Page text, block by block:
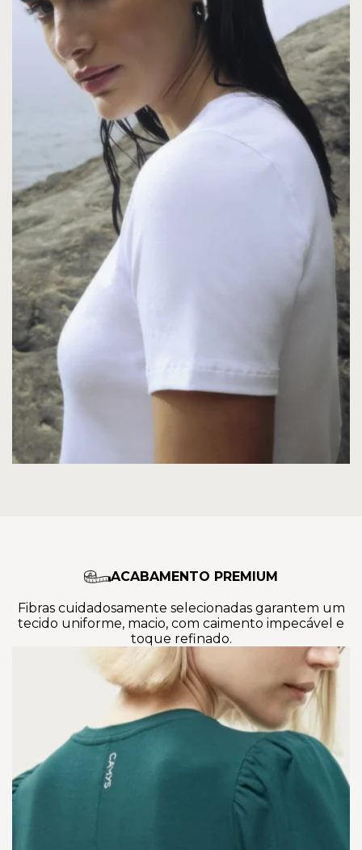
ACABAMENTO PREMIUM
Fibras cuidadosamente selecionadas garantem um
tecido uniforme, macio, com caimento impecável e
toque refinado.